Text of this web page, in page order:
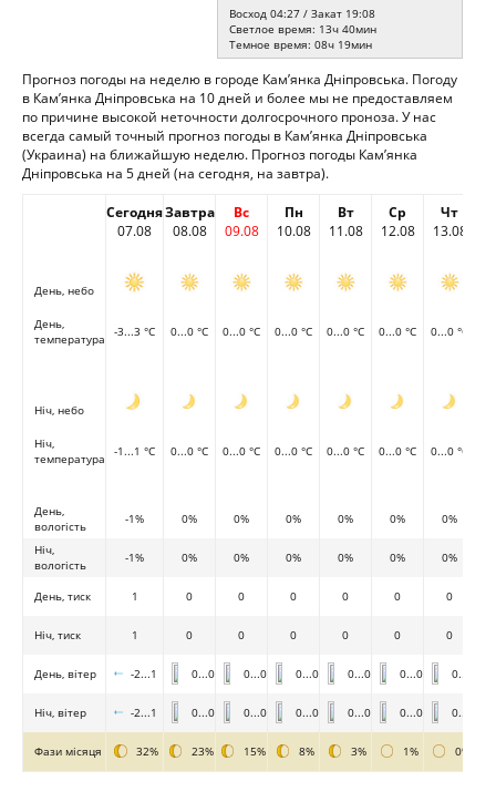
Восход 04:27 / Закат 19:08
Светлое время: 13ч 40мин
Темное время: 08ч 19мин
Прогноз погоды на неделю в городе Кам’янка Дніпровська. Погоду
в Кам’янка Дніпровська на 10 дней и более мы не предоставляем
по причине высокой неточности долгосрочного проноза. У нас
всегда самый точный прогноз погоды в Кам’янка Дніпровська
(Украина) на ближайшую неделю. Прогноз погоды Кам’янка
Дніпровська на 5 дней (на сегодня, на завтра).
Сегодня
07.08
Завтра
08.08
Вс
09.08
Пн
10.08
Вт
11.08
Ср
12.08
Чт
13.08
День, небо
День,
температура
-3...3 °C 0...0 °C 0...0 °C 0...0 °C 0...0 °C 0...0 °C 0...0 °C
Ніч, небо
Ніч,
температура
-1...1 °C 0...0 °C 0...0 °C 0...0 °C 0...0 °C 0...0 °C 0...0 °C
День,
вологість
-1% 0% 0% 0% 0% 0%
0%
Ніч,
вологість
-1% 0% 0% 0% 0% 0% 0%
День, тиск 1 0 0 0 0 0 0
Ніч, тиск 1 0 0 0 0 0 0
День, вітер -2...1 0...0 0...0 0...0 0...0 0...0 0...0
Ніч, вітер -2...1 0...0 0...0 0...0 0...0 0...0 0...0
Фази місяця 32% 23% 15% 8% 3% 1% 0%